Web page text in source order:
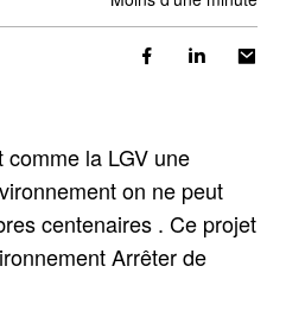
la LGV une
on ne peut
centenaires . Ce projet
Arrêter de